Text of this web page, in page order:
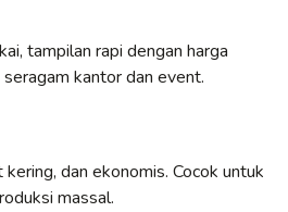
tampilan rapi dengan harga
kantor dan event.
kering, dan ekonomis. Cocok untuk
massal.